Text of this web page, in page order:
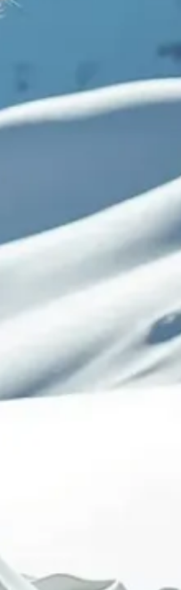
cuando entra en juego un
hay empresas contratando
para ayudar a sus
nuestro armario gracias a
en casa una caja con
e Inés Arroyo,
prever. Por ejemplo,